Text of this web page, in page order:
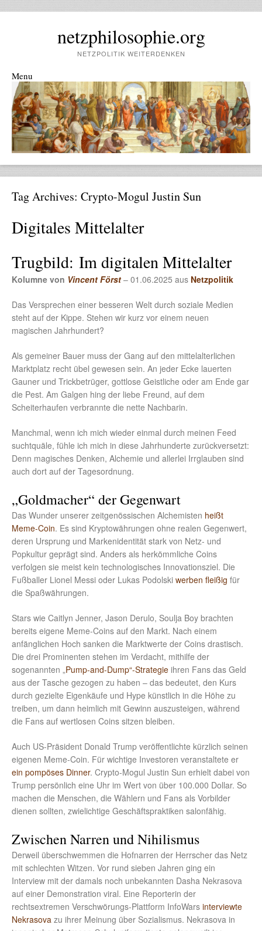
netzphilosophie.org
NETZPOLITIK WEITERDENKEN
Menu
Skip to content
Tag Archives: Crypto-Mogul Justin Sun
Digitales Mittelalter
Trugbild: Im digitalen Mittelalter
Kolumne von Vincent Först – 01.06.2025 aus Netzpolitik
Das Versprechen einer besseren Welt durch soziale Medien
steht auf der Kippe. Stehen wir kurz vor einem neuen
magischen Jahrhundert?
Als gemeiner Bauer muss der Gang auf den mittelalterlichen
Marktplatz recht übel gewesen sein. An jeder Ecke lauerten
Gauner und Trickbetrüger, gottlose Geistliche oder am Ende gar
die Pest. Am Galgen hing der liebe Freund, auf dem
Scheiterhaufen verbrannte die nette Nachbarin.
Manchmal, wenn ich mich wieder einmal durch meinen Feed
suchtquäle, fühle ich mich in diese Jahrhunderte zurückversetzt:
Denn magisches Denken, Alchemie und allerlei Irrglauben sind
auch dort auf der Tagesordnung.
„Goldmacher“ der Gegenwart
Das Wunder unserer zeitgenössischen Alchemisten heißt
Meme-Coin. Es sind Kryptowährungen ohne realen Gegenwert,
deren Ursprung und Markenidentität stark von Netz- und
Popkultur geprägt sind. Anders als herkömmliche Coins
verfolgen sie meist kein technologisches Innovationsziel. Die
Fußballer Lionel Messi oder Lukas Podolski werben fleißig für
die Spaßwährungen.
Stars wie Caitlyn Jenner, Jason Derulo, Soulja Boy brachten
bereits eigene Meme-Coins auf den Markt. Nach einem
anfänglichen Hoch sanken die Marktwerte der Coins drastisch.
Die drei Prominenten stehen im Verdacht, mithilfe der
sogenannten „Pump-and-Dump“-Strategie ihren Fans das Geld
aus der Tasche gezogen zu haben – das bedeutet, den Kurs
durch gezielte Eigenkäufe und Hype künstlich in die Höhe zu
treiben, um dann heimlich mit Gewinn auszusteigen, während
die Fans auf wertlosen Coins sitzen bleiben.
Auch US-Präsident Donald Trump veröffentlichte kürzlich seinen
eigenen Meme-Coin. Für wichtige Investoren veranstaltete er
ein pompöses Dinner. Crypto-Mogul Justin Sun erhielt dabei von
Trump persönlich eine Uhr im Wert von über 100.000 Dollar. So
machen die Menschen, die Wählern und Fans als Vorbilder
dienen sollten, zwielichtige Geschäftspraktiken salonfähig.
Zwischen Narren und Nihilismus
Derweil überschwemmen die Hofnarren der Herrscher das Netz
mit schlechten Witzen. Vor rund sieben Jahren ging ein
Interview mit der damals noch unbekannten Dasha Nekrasova
auf einer Demonstration viral. Eine Reporterin der
rechtsextremen Verschwörungs-Plattform InfoWars interviewte
Nekrasova zu ihrer Meinung über Sozialismus. Nekrasova in